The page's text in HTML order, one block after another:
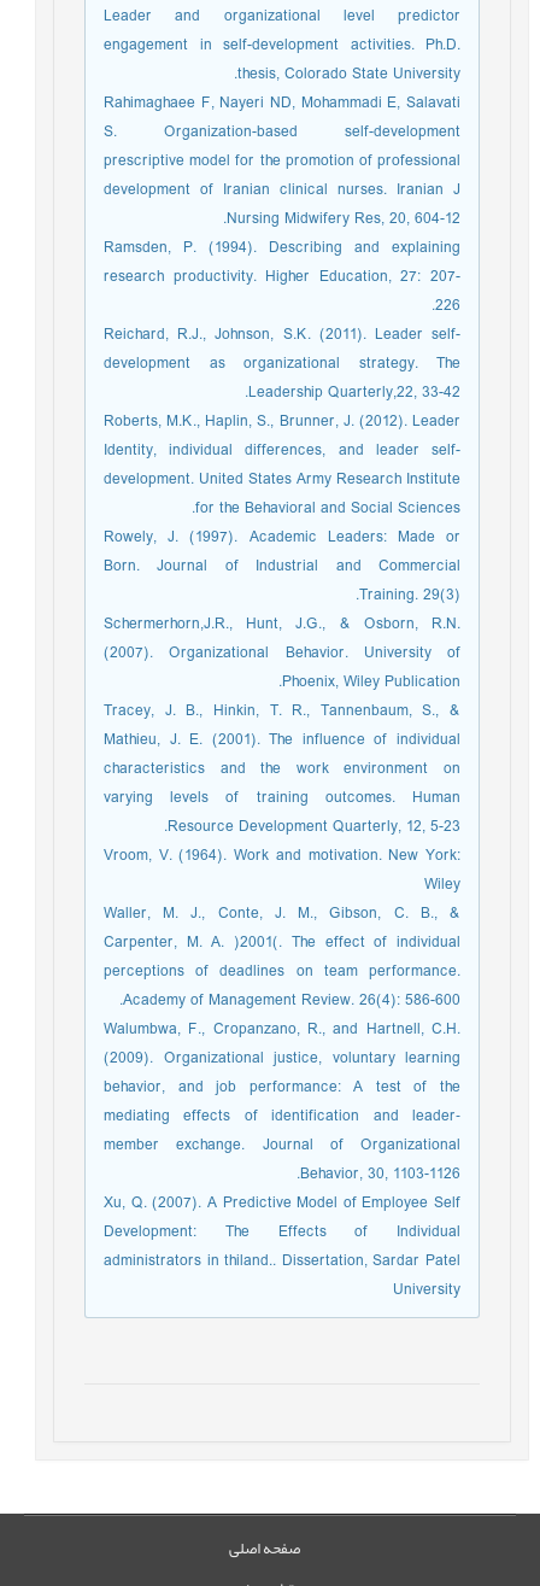
Leader and organizational level predictor
engagement in self-development activities. Ph.D.
thesis, Colorado State University.
Rahimaghaee F, Nayeri ND, Mohammadi E, Salavati
S. Organization-based self-development
prescriptive model for the promotion of professional
development of Iranian clinical nurses. Iranian J
Nursing Midwifery Res, 20, 604-12.
Ramsden, P. (1994). Describing and explaining
research productivity. Higher Education, 27: 207-
226.
Reichard, R.J., Johnson, S.K. (2011). Leader self-
development as organizational strategy. The
Leadership Quarterly,22, 33-42.
Roberts, M.K., Haplin, S., Brunner, J. (2012). Leader
Identity, individual differences, and leader self-
development. United States Army Research Institute
for the Behavioral and Social Sciences.
Rowely, J. (1997). Academic Leaders: Made or
Born. Journal of Industrial and Commercial
Training. 29(3).
Schermerhorn,J.R., Hunt, J.G., & Osborn, R.N.
(2007). Organizational Behavior. University of
Phoenix, Wiley Publication.
Tracey, J. B., Hinkin, T. R., Tannenbaum, S., &
Mathieu, J. E. (2001). The influence of individual
characteristics and the work environment on
varying levels of training outcomes. Human
Resource Development Quarterly, 12, 5-23.
Vroom, V. (1964). Work and motivation. New York:
Wiley
Waller, M. J., Conte, J. M., Gibson, C. B., &
Carpenter, M. A. )2001(. The effect of individual
perceptions of deadlines on team performance.
Academy of Management Review. 26(4): 586-600.
Walumbwa, F., Cropanzano, R., and Hartnell, C.H.
(2009). Organizational justice, voluntary learning
behavior, and job performance: A test of the
mediating effects of identification and leader‐
member exchange. Journal of Organizational
Behavior, 30, 1103-1126.
Xu, Q. (2007). A Predictive Model of Employee Self
Development: The Effects of Individual
administrators in thiland.. Dissertation, Sardar Patel
University
صفحه اصلی